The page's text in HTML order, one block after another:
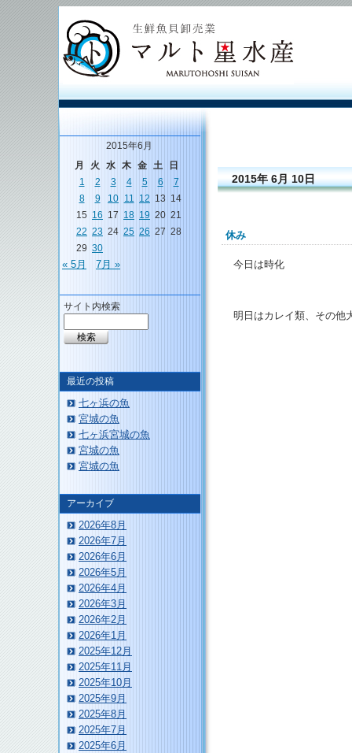
2015年 6月 10日
休み
今日は時化
明日はカレイ類、その他
2015年6月
月
火 水 木 金 土
日
1
2 3 4 5 6
7
8
9 10 11 12 13 14
15 16 17 18 19 20 21
22 23 24 25 26 27 28
29 30
« 5月 7月 »
サイト内検索
最近の投稿
七ヶ浜の魚
宮城の魚
七ヶ浜宮城の魚
宮城の魚
宮城の魚
アーカイブ
2026年8月
2026年7月
2026年6月
2026年5月
2026年4月
2026年3月
2026年2月
2026年1月
2025年12月
2025年11月
2025年10月
2025年9月
2025年8月
2025年7月
2025年6月